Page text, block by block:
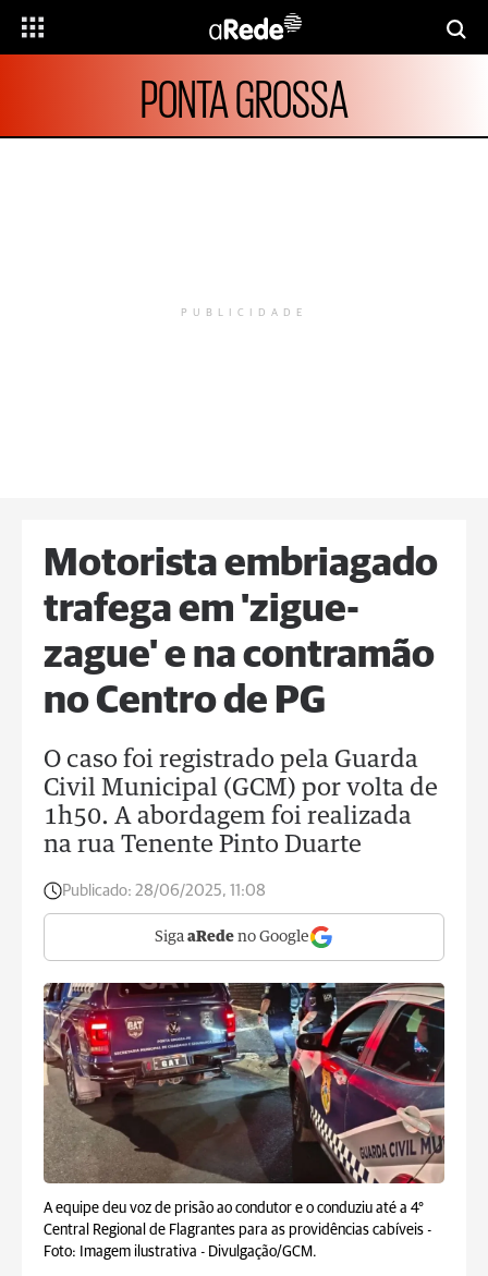
PONTA GROSSA
PUBLICIDADE
Motorista embriagado
trafega em 'zigue-
zague' e na contramão
no Centro de PG
O caso foi registrado pela Guarda
Civil Municipal (GCM) por volta de
1h50. A abordagem foi realizada
na rua Tenente Pinto Duarte
Publicado: 28/06/2025, 11:08
Siga aRede no Google
A equipe deu voz de prisão ao condutor e o conduziu até a 4°
Central Regional de Flagrantes para as providências cabíveis -
Foto: Imagem ilustrativa - Divulgação/GCM.